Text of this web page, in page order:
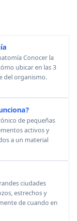
Conocer la
ubicar en las 3
del organismo.
de pequeñas
activos y
a un material
ciudades
estrechos y
de cuando en